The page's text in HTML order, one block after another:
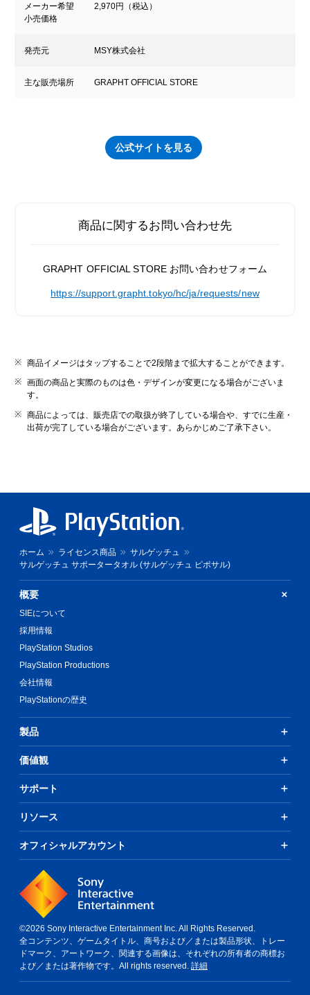
メーカー希望
小売価格
2,970円（税込）
発売元 MSY株式会社
主な販売場所 GRAPHT OFFICIAL STORE
公式サイトを見る
商品に関するお問い合わせ先
GRAPHT OFFICIAL STORE お問い合わせフォーム
https://support.grapht.tokyo/hc/ja/requests/new
商品イメージはタップすることで2段階まで拡大することができます。
画面の商品と実際のものは色・デザインが変更になる場合がございま
す。
商品によっては、販売店での取扱が終了している場合や、すでに生産・
出荷が完了している場合がございます。あらかじめご了承下さい。
ホーム ライセンス商品
サルゲッチュ
サルゲッチュ サポータータオル (サルゲッチュ ピポサル)
概要
SIEについて
採用情報
PlayStation Studios
PlayStation Productions
会社情報
PlayStationの歴史
製品
価値観
サポート
リソース
オフィシャルアカウント
©2026 Sony Interactive Entertainment Inc. All Rights Reserved.
全コンテンツ、ゲームタイトル、商号および／または製品形状、トレー
ドマーク、アートワーク、関連する画像は、それぞれの所有者の商標お
よび／または著作物です。All rights reserved. 詳細